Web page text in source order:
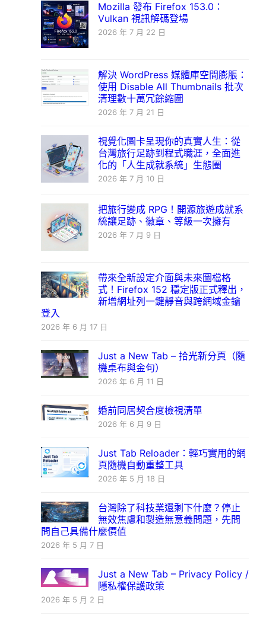
Mozilla 發布 Firefox 153.0：
Vulkan 視訊解碼登場
2026 年 7 月 22 日
解決 WordPress 媒體庫空間膨脹：
使用 Disable All Thumbnails 批次
清理數十萬冗餘縮圖
2026 年 7 月 21 日
視覺化圖卡呈現你的真實人生：從
台灣旅行足跡到程式職涯，全面進
化的「人生成就系統」生態圈
2026 年 7 月 10 日
把旅行變成 RPG！開源旅遊成就系
統讓足跡、徽章、等級一次擁有
2026 年 7 月 9 日
帶來全新設定介面與未來圖檔格
式！Firefox 152 穩定版正式釋出，
新增網址列一鍵靜音與跨網域金鑰
登入
2026 年 6 月 17 日
Just a New Tab – 拾光新分頁（隨
機桌布與金句）
2026 年 6 月 11 日
婚前同居契合度檢視清單
2026 年 6 月 9 日
Just Tab Reloader：輕巧實用的網
頁隨機自動重整工具
2026 年 5 月 18 日
台灣除了科技業還剩下什麼？停止
無效焦慮和製造無意義問題，先問
問自己具備什麼價值
2026 年 5 月 7 日
Just a New Tab – Privacy Policy /
隱私權保護政策
2026 年 5 月 2 日